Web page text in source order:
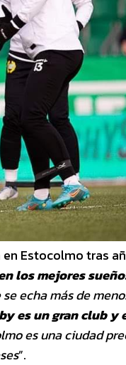
Estocolmo tras
los mejores
echa más de
es un gran club y
es una ciudad
”.